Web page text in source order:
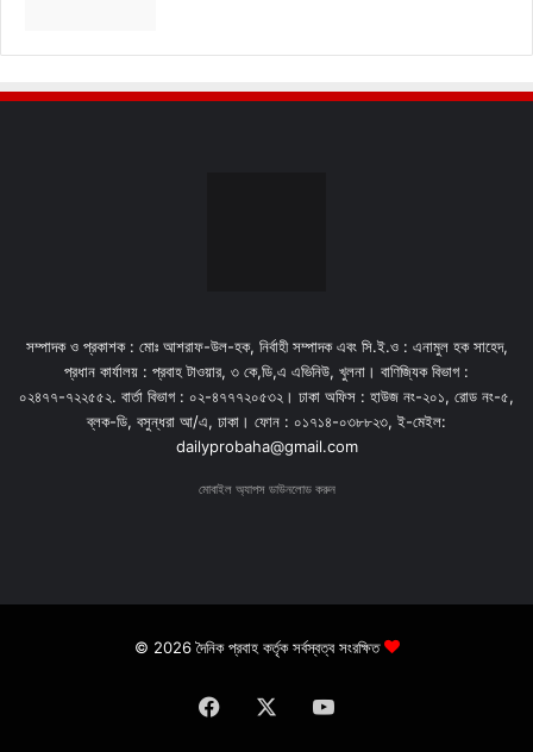
সম্পাদক ও প্রকাশক : মোঃ আশরাফ-উল-হক, নির্বাহী সম্পাদক এবং সি.ই.ও : এনামুল হক সাহেদ,
প্রধান কার্যালয় : প্রবাহ টাওয়ার, ৩ কে,ডি,এ এভিনিউ, খুলনা। বাণিজ্যিক বিভাগ :
০২৪৭৭-৭২২৫৫২. বার্তা বিভাগ : ০২-৪৭৭৭২০৫৩২। ঢাকা অফিস : হাউজ নং-২০১, রোড নং-৫,
ব্লক-ডি, বসুন্ধরা আ/এ, ঢাকা। ফোন : ০১৭১৪-০৩৮৮২৩, ই-মেইল:
dailyprobaha@gmail.com
মোবাইল অ্যাপস ডাউনলোড করুন
© 2026 দৈনিক প্রবাহ কর্তৃক সর্বস্বত্ব সংরক্ষিত
Facebook